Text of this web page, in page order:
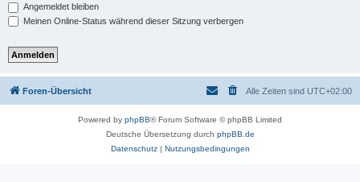
Angemeldet bleiben
Meinen Online-Status während dieser Sitzung verbergen
Foren-Übersicht Alle Zeiten sind UTC+02:00
Powered by phpBB® Forum Software © phpBB Limited
Deutsche Übersetzung durch phpBB.de
Datenschutz| Nutzungsbedingungen